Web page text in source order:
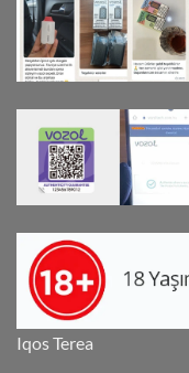
Iqos Terea